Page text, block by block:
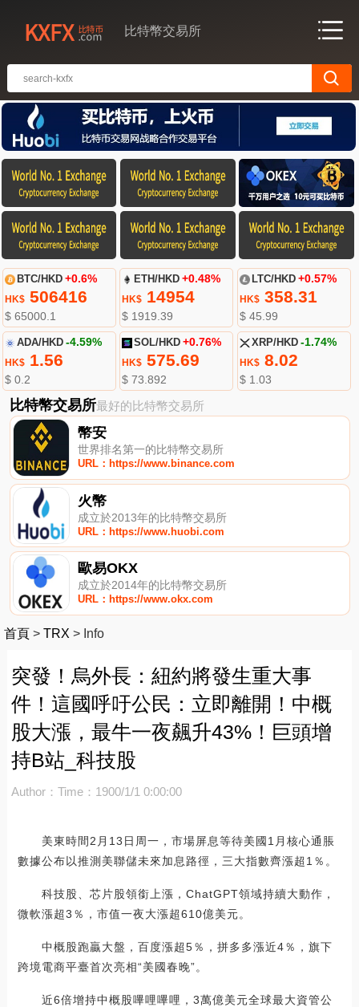
比特幣交易所
BTC/HKD +0.6%
HK$506416
$ 65000.1
ETH/HKD +0.48%
HK$ 14954
$ 1919.39
LTC/HKD +0.57%
HK$358.31
$ 45.99
ADA/HKD -4.59%
HK$1.56
$ 0.2
SOL/HKD +0.76%
HK$ 575.69
$ 73.892
XRP/HKD -1.74%
HK$8.02
$ 1.03
比特幣交易所最好的比特幣交易所
幣安
世界排名第一的比特幣交易所
URL：https://www.binance.com
火幣
成立於2013年的比特幣交易所
URL：https://www.huobi.com
歐易OKX
成立於2014年的比特幣交易所
URL：https://www.okx.com
首頁 > TRX > Info
突發！烏外長：紐約將發生重大事
件！這國呼吁公民：立即離開！中概
股大漲，最牛一夜飆升43%！巨頭增
持B站_科技股
Author： Time：1900/1/1 0:00:00
美東時間2月13日周一，市場屏息等待美國1月核心通脹
數據公布以推測美聯儲未來加息路徑，三大指數齊漲超1％。
科技股、芯片股領銜上漲，ChatGPT領域持續大動作，
微軟漲超3％，市值一夜大漲超610億美元。
中概股跑贏大盤，百度漲超5％，拼多多漲近4％，旗下
跨境電商平臺首次亮相“美國春晚”。
近6倍增持中概股嗶哩嗶哩，3萬億美元全球最大資管公